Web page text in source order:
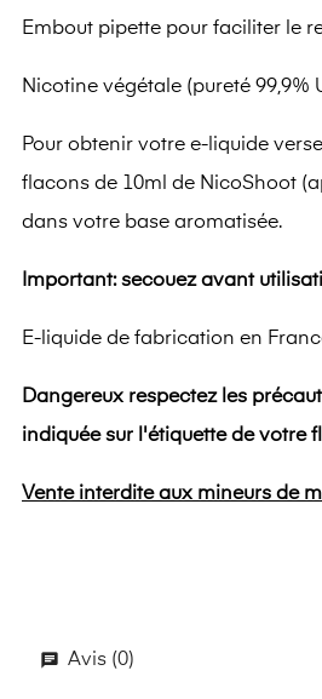
Embout pipette pour faciliter le
Nicotine végétale (pureté 99,9%
Pour obtenir votre e-liquide
flacons de 10ml de NicoShoot
dans votre base aromatisée.
Important: secouez avant
E-liquide de fabrication en
Dangereux respectez les
indiquée sur l'étiquette de votre
Vente interdite aux mineurs de
Avis (0)